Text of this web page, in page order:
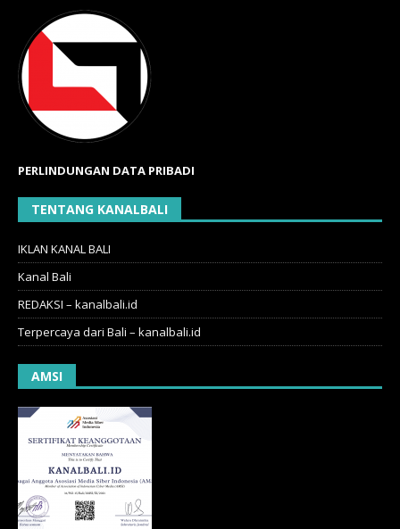
PERLINDUNGAN DATA PRIBADI
TENTANG KANALBALI
IKLAN KANAL BALI
Kanal Bali
REDAKSI – kanalbali.id
Terpercaya dari Bali – kanalbali.id
AMSI